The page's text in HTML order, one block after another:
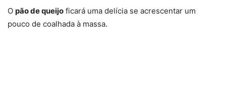
O pão de queijo ficará uma delícia se acrescentar um
pouco de coalhada à massa.